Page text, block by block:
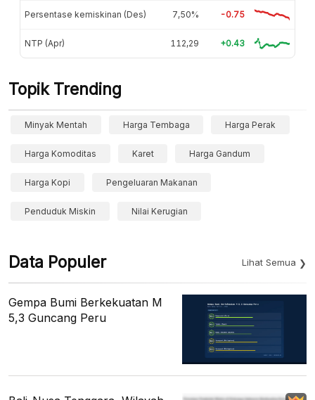
Persentase kemiskinan (Des) 7,50% -0.75
NTP (Apr) 112,29 +0.43
Topik Trending
Minyak Mentah Harga Tembaga Harga Perak
Harga Komoditas Karet Harga Gandum
Harga Kopi Pengeluaran Makanan
Penduduk Miskin Nilai Kerugian
Data Populer Lihat Semua
Gempa Bumi Berkekuatan M
5,3 Guncang Peru